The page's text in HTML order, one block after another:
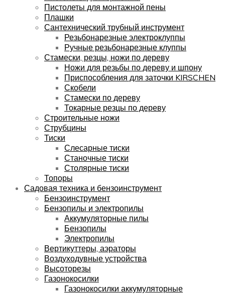
Пистолеты для монтажной пены
Плашки
Сантехнический трубный инструмент
Резьбонарезные электроклуппы
Ручные резьбонарезные клуппы
Стамески, резцы, ножи по дереву
Ножи для резьбы по дереву и шпону
Приспособления для заточки KIRSCHEN
Скобели
Стамески по дереву
Токарные резцы по дереву
Строительные ножи
Струбцины
Тиски
Слесарные тиски
Станочные тиски
Столярные тиски
Топоры
Садовая техника и бензоинструмент
Бензоинструмент
Бензопилы и электропилы
Аккумуляторные пилы
Бензопилы
Электропилы
Вертикуттеры, аэраторы
Воздуходувные устройства
Высоторезы
Газонокосилки
Газонокосилки аккумуляторные